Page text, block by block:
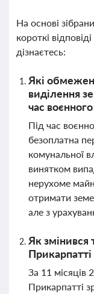
На основі
короткі
дізнаєтесь:
Які
виділення
час
Під час
безоплатна
комунальної
винятком
нерухоме
отримати
але з
Як змінився
За 11 місяців
Прикарпатті